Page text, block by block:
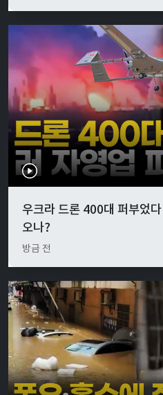
우크라 드론 400대 퍼부었
오나?
방금 전